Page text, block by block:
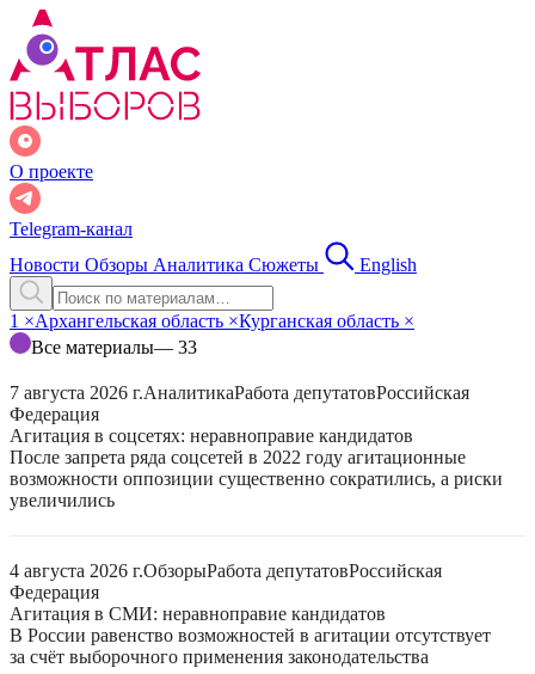
О проекте
Telegram-канал
Новости Обзоры Аналитика Сюжеты English
1 ×Архангельская область ×Курганская область ×
Все материалы— 33
7 августа 2026 г.АналитикаРабота депутатовРоссийская
Федерация
Агитация в соцсетях: неравноправие кандидатов
После запрета ряда соцсетей в 2022 году агитационные
возможности оппозиции существенно сократились, а риски
увеличились
4 августа 2026 г.ОбзорыРабота депутатовРоссийская
Федерация
Агитация в СМИ: неравноправие кандидатов
В России равенство возможностей в агитации отсутствует
за счёт выборочного применения законодательства